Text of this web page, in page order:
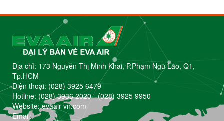
Địa chỉ: 173 Nguyễn Thị Minh Khai, P.Phạm Ngũ Lão, Q1,
Tp.HCM
Điện thoại: (028) 3925 6479
Hotline: (028) 3936 2020-(028) 3925 9950
Website: evaair-vn.com
Email: